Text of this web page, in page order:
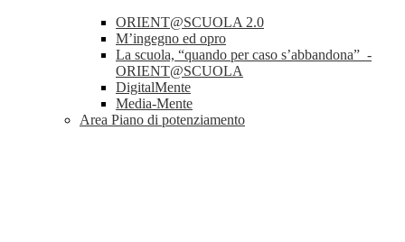
ORIENT@SCUOLA 2.0
M’ingegno ed opro
La scuola, “quando per caso s’abbandona” -
ORIENT@SCUOLA
DigitalMente
Media-Mente
Area Piano di potenziamento